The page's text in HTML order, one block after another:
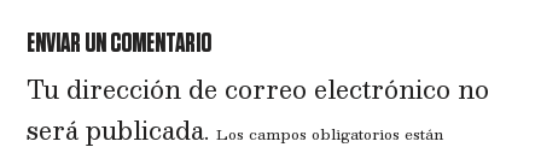
ENVIAR UN COMENTARIO
Tu dirección de correo electrónico no
será publicada. Los campos obligatorios están